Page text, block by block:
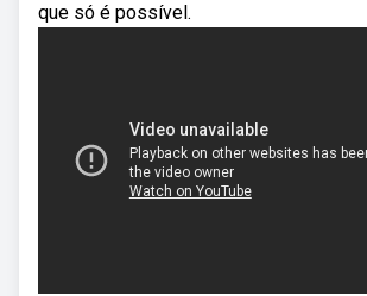
que só é possível.